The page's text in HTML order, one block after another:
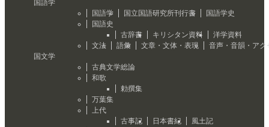
国語学
国語学
国立国語研究所刊行書
国語学史
国語史
古辞書
キリシタン資料
洋学資料
文法
語彙 文章・文体・表現
音声・音韻・アク
国文学
古典文学総論
和歌
勅撰集
万葉集
上代
古事記
日本書紀
風土記